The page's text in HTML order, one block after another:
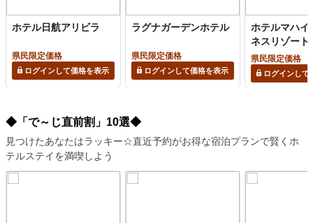
ホテル日航アリビラ
県民限定価格
ログインして価格を表示
ラグナガーデンホテル
県民限定価格
ログインして価格を表示
ホテルマハイ
ネスリゾート
県民限定価格
ログインして
◆「で～じ直前割」10選◆
見つけたあなたはラッキー☆直近予約がお得な宿泊プランで賢くホ
テルステイを満喫しよう